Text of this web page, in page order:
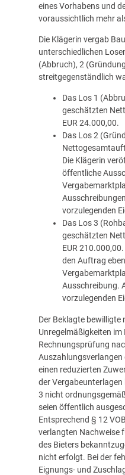
eines Vorhabens und
voraussichtlich mehr
Die Klägerin vergab
unterschiedlichen
(Abbruch), 2
streitgegenständlich
Das Los 1
geschätzten
EUR 24.000,00.
Das Los 2
Die Klägerin
öffentliche
vorzulegenden
Das Los 3
geschätzten
EUR
den Auftrag
Ausschreibung.
vorzulegenden
Der Beklagte bewilligte
Unregelmäßigkeiten im
Rechnungsprüfung
Auszahlungsverlangen
einen reduzierten
der Vergabeunterlagen
3 nicht
seien öffentlich
Entsprechend § 12
verlangten Nachweise
des Bieters
nicht erfolgt. Bei der
Eignungs- und